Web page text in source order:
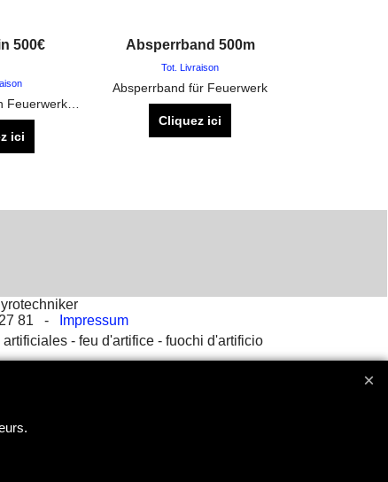
500€
Gutschein für den Feuerwerkszubehör Shop - Ideal als Geschenk für Feuerwerker und Pyrotechniker
ici
Absperrband 500m
Tot. Livraison
Absperrband für Feuerwerk
Cliquez ici
81 -
Impressum
artificiales - feu d'artifice - fuochi d'artificio